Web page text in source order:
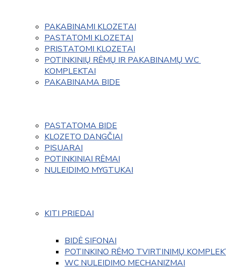
PAKABINAMI KLOZETAI
PASTATOMI KLOZETAI
PRISTATOMI KLOZETAI
POTINKINIŲ RĖMŲ IR PAKABINAMŲ WC
KOMPLEKTAI
PAKABINAMA BIDE
PASTATOMA BIDE
KLOZETO DANGČIAI
PISUARAI
POTINKINIAI RĖMAI
NULEIDIMO MYGTUKAI
KITI PRIEDAI
BIDĖ SIFONAI
POTINKINO RĖMO TVIRTINIMŲ
WC NULEIDIMO MECHANIZMAI